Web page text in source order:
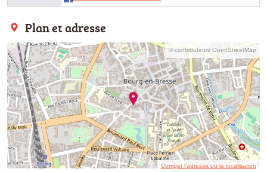
Plan et adresse
© contributeurs OpenStreetMap
Corriger l’adresse ou la localisation